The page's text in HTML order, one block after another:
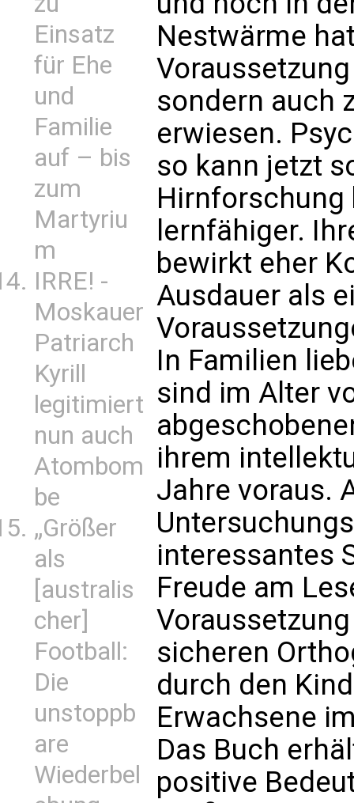
Einsatz
für Ehe
und
Familie
auf – bis
zum
Martyriu
m
IRRE! -
Moskauer
Patriarch
Kyrill
legitimiert
nun auch
Atombom
be
„Größer
als
[australis
cher]
Football:
Die
unstoppb
are
Wiederbel
Nestwärme
sondern auch
erwiesen.
so kann jetzt
lernfähiger.
bewirkt eher
Ausdauer als
In Familien
sind im Alter
ihrem
Jahre voraus.
interessantes
Freude am
sicheren
durch den
Erwachsene
Das Buch
positive